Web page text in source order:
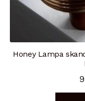
Honey Lampa